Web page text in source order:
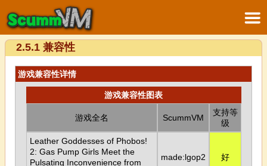
2.5.1 兼容性
游戏兼容性详情
游戏兼容性图表
游戏全名 ScummVM
支持等
级
Leather Goddesses of Phobos!
2: Gas Pump Girls Meet the
Pulsating Inconvenience from
made:lgop2 好